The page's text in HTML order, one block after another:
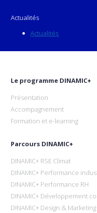
Actualités
Actualités
Le programme DINAMIC+
Présentation
Accompagnement
Formation et e-learning
Parcours DINAMIC+
DINAMIC+ RSE Climat
DINAMIC+ Performance
DINAMIC+ Performance RH
DINAMIC+ Développement
DINAMIC+ Design &